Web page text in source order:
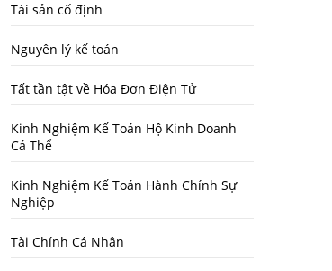
Tài sản cố định
Nguyên lý kế toán
Tất tần tật về Hóa Đơn Điện Tử
Kinh Nghiệm Kế Toán Hộ Kinh Doanh
Cá Thể
Kinh Nghiệm Kế Toán Hành Chính Sự
Nghiệp
Tài Chính Cá Nhân